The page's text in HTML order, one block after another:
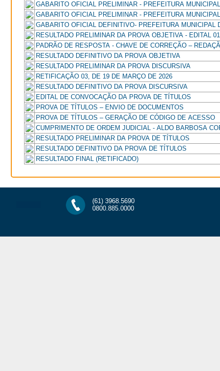
GABARITO OFICIAL PRELIMINAR - PREFEITURA
GABARITO OFICIAL PRELIMINAR - PREFEITURA
RESULTADO PRELIMINAR DA PROVA OBJETIVA - EDITAL 01
PADRÃO DE RESPOSTA - CHAVE DE CORREÇÃO –
RESULTADO DEFINITIVO DA PROVA OBJETIVA
RESULTADO PRELIMINAR DA PROVA DISCURSIVA
RETIFICAÇÃO 03, DE 19 DE MARÇO DE 2026
RESULTADO DEFINITIVO DA PROVA DISCURSIVA
EDITAL DE CONVOCAÇÃO DA PROVA DE TÍTULOS
PROVA DE TÍTULOS – ENVIO DE DOCUMENTOS
PROVA DE TÍTULOS – GERAÇÃO DE CÓDIGO DE ACESSO
CUMPRIMENTO DE ORDEM JUDICIAL - ALDO BARBOSA
RESULTADO PRELIMINAR DA PROVA DE TÍTULOS
RESULTADO DEFINITIVO DA PROVA DE TÍTULOS
RESULTADO FINAL (RETIFICADO)
(61) 3968.5690
0800.885.0000